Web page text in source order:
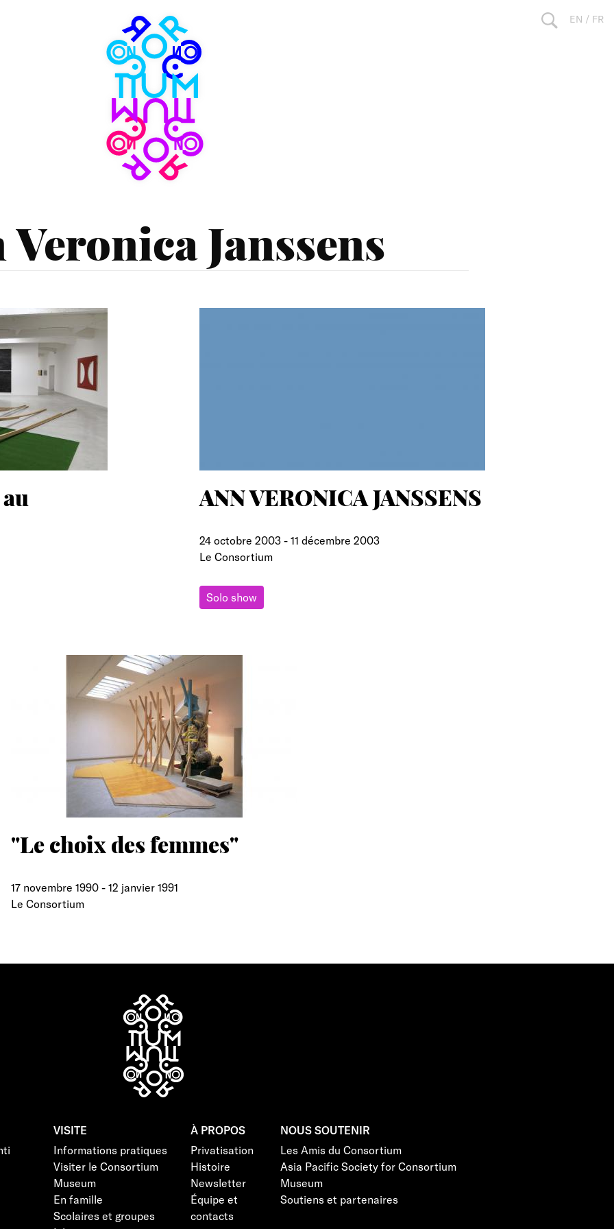
EN / FR
ANN VERONICA JANSSENS
24 octobre 2003 -11 décembre 2003
Le Consortium
Solo show
"Le choix des femmes"
17 novembre 1990- 12 janvier 1991
Le Consortium
VISITE
Informations pratiques
Visiter le Consortium
Museum
En famille
Scolaires et groupes
À PROPOS
Privatisation
Histoire
Newsletter
Équipe et
contacts
NOUS SOUTENIR
Les Amis du Consortium
Asia Pacific Society for Consortium
Museum
Soutiens et partenaires